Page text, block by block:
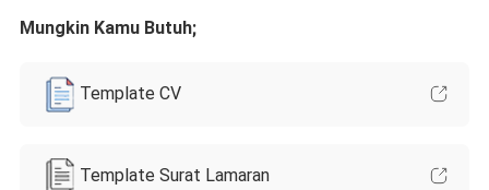
Mungkin Kamu Butuh;
Template CV
Template Surat Lamaran